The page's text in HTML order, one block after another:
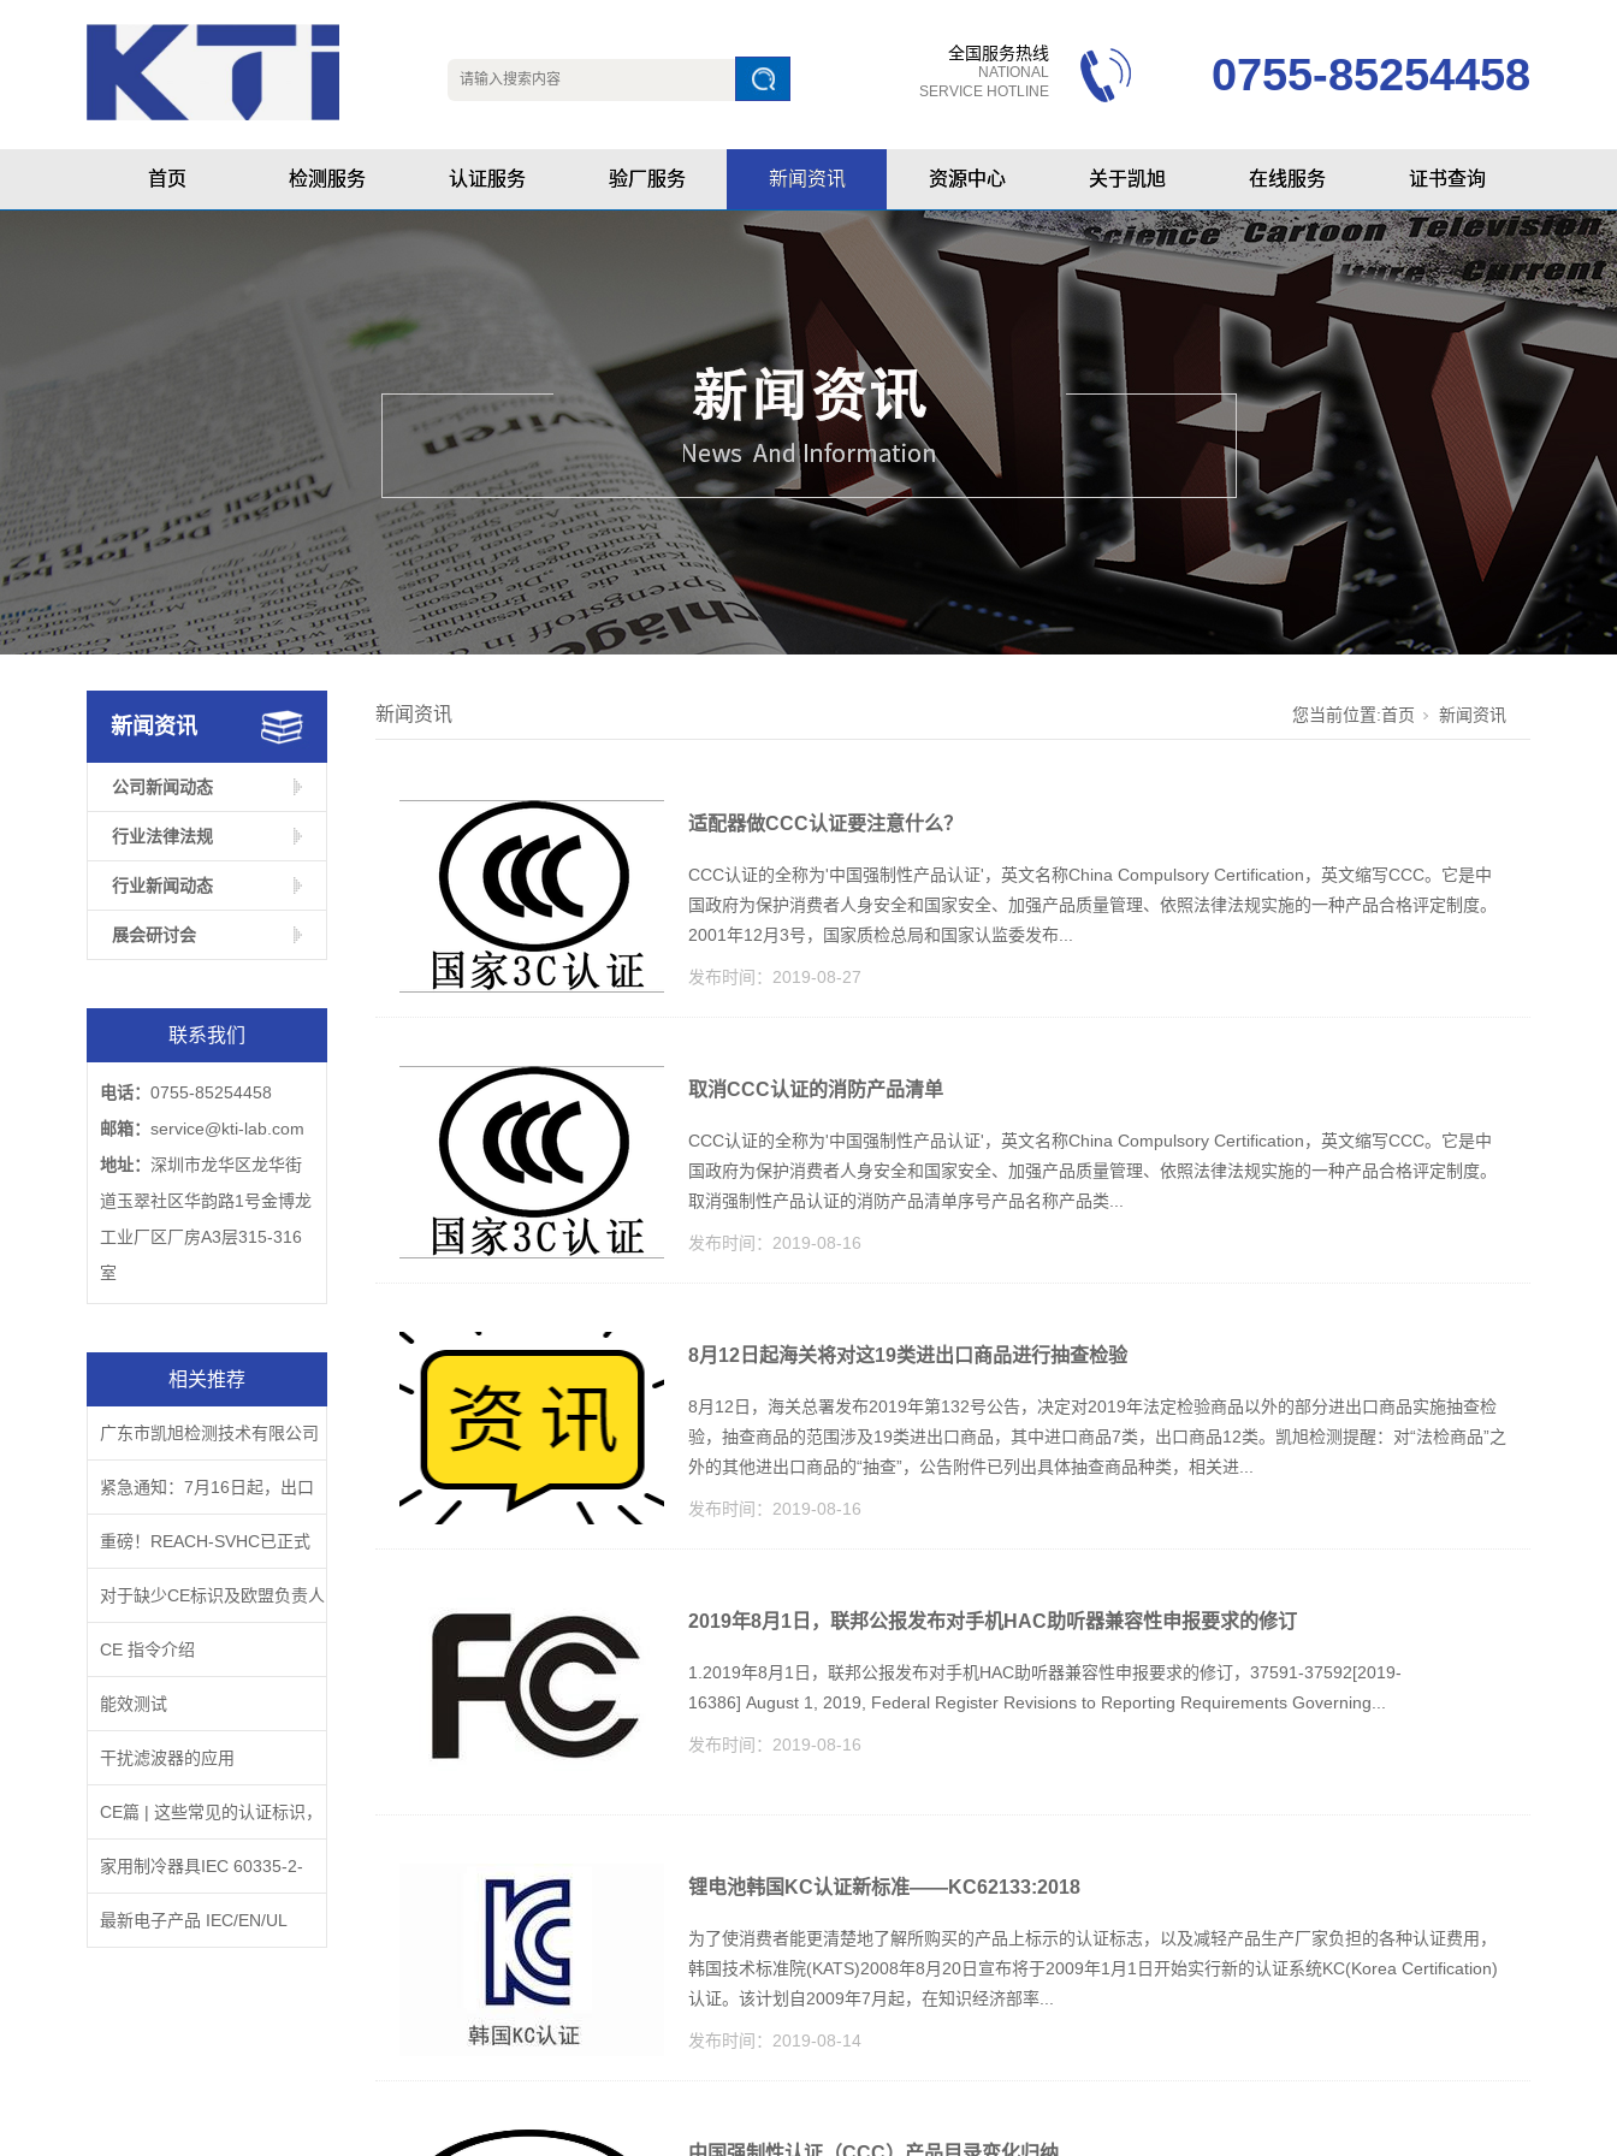
全国服务热线
NATIONAL
SERVICE HOTLINE
0755-85254458
首页 检测服务 认证服务 验厂服务 新闻资讯 资源中心 关于凯旭 在线服务 证书查询
新闻资讯
公司新闻动态
行业法律法规
行业新闻动态
展会研讨会
联系我们
电话： 0755-85254458
邮箱： service@kti-lab.com
地址： 深圳市龙华区龙华街
道玉翠社区华韵路1号金博龙
工业厂区厂房A3层315-316
室
相关推荐
广东市凯旭检测技术有限公司
企业文化主题
紧急通知：7月16日起，出口
欧盟的CE商品如果没有这个，
属于违法行为！
重磅！REACH-SVHC已正式
更新至219项
对于缺少CE标识及欧盟负责人
信息将可能被采取强制措施
CE 指令介绍
能效测试
干扰滤波器的应用
CE篇 | 这些常见的认证标识，
你认识几个?
家用制冷器具IEC 60335-2-
24:2010修订A2:2017条款
最新电子产品 IEC/EN/UL
新闻资讯 您当前位置:首页 新闻资讯
适配器做CCC认证要注意什么？
CCC认证的全称为'中国强制性产品认证'，英文名称China Compulsory Certification，英文缩写CCC。它是中
国政府为保护消费者人身安全和国家安全、加强产品质量管理、依照法律法规实施的一种产品合格评定制度。
2001年12月3号，国家质检总局和国家认监委发布...
发布时间： 2019-08-27
取消CCC认证的消防产品清单
CCC认证的全称为'中国强制性产品认证'，英文名称China Compulsory Certification，英文缩写CCC。它是中
国政府为保护消费者人身安全和国家安全、加强产品质量管理、依照法律法规实施的一种产品合格评定制度。
取消强制性产品认证的消防产品清单序号产品名称产品类...
发布时间： 2019-08-16
8月12日起海关将对这19类进出口商品进行抽查检验
8月12日，海关总署发布2019年第132号公告，决定对2019年法定检验商品以外的部分进出口商品实施抽查检
验，抽查商品的范围涉及19类进出口商品，其中进口商品7类，出口商品12类。凯旭检测提醒：对“法检商品”之
外的其他进出口商品的“抽查”，公告附件已列出具体抽查商品种类，相关进...
发布时间： 2019-08-16
2019年8月1日，联邦公报发布对手机HAC助听器兼容性申报要求的修订
1.2019年8月1日，联邦公报发布对手机HAC助听器兼容性申报要求的修订，37591-37592[2019-
16386] August 1, 2019, Federal Register Revisions to Reporting Requirements Governing...
发布时间： 2019-08-16
锂电池韩国KC认证新标准——KC62133:2018
为了使消费者能更清楚地了解所购买的产品上标示的认证标志，以及减轻产品生产厂家负担的各种认证费用，
韩国技术标准院(KATS)2008年8月20日宣布将于2009年1月1日开始实行新的认证系统KC(Korea Certification)
认证。该计划自2009年7月起，在知识经济部率...
发布时间： 2019-08-14